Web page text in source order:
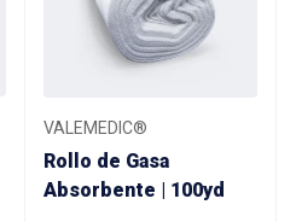
VALEMEDIC®
Rollo de Gasa
Absorbente | 100yd